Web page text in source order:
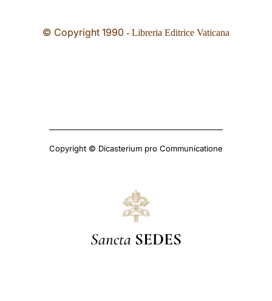
© Copyright 1990 - Libreria Editrice Vaticana
Copyright © Dicasterium pro Communicatione
Sancta SEDES